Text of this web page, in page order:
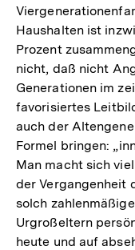
Haushalten ist
Prozent
nicht, daß nicht
Generationen im
favorisiertes
auch der
Formel bringen:
Man macht sich
der Vergangenheit
solch
Urgroßeltern
heute und auf